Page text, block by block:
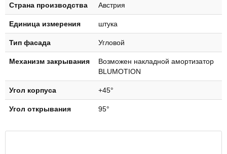
Страна производства Австрия
Единица измерения штука
Тип фасада Угловой
Механизм закрывания
Возможен накладной амортизатор
BLUMOTION
Угол корпуса +45°
Угол открывания 95°